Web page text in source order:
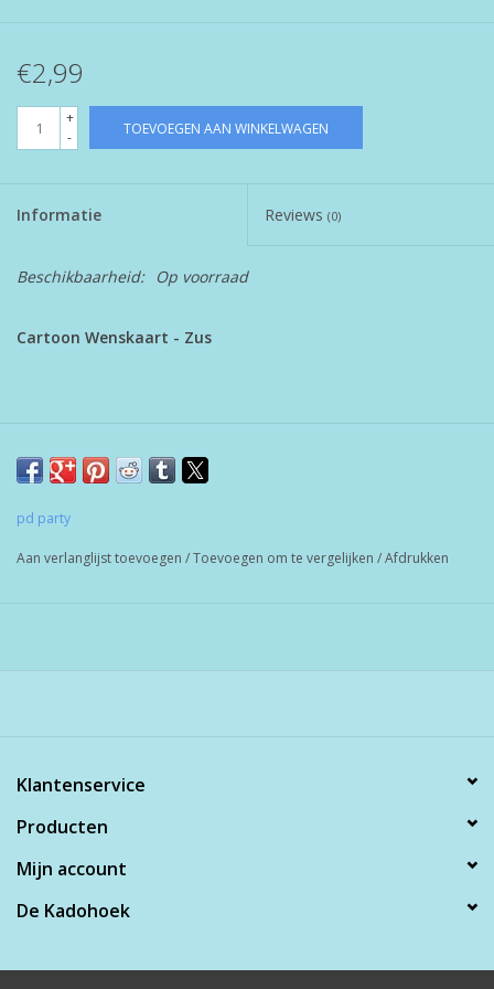
€2,99
+
-
TOEVOEGEN AAN WINKELWAGEN
Informatie Reviews (0)
Beschikbaarheid: Op voorraad
Cartoon Wenskaart - Zus
pd party
Aan verlanglijst toevoegen /Toevoegen om te vergelijken /Afdrukken
Klantenservice
Producten
Mijn account
De Kadohoek